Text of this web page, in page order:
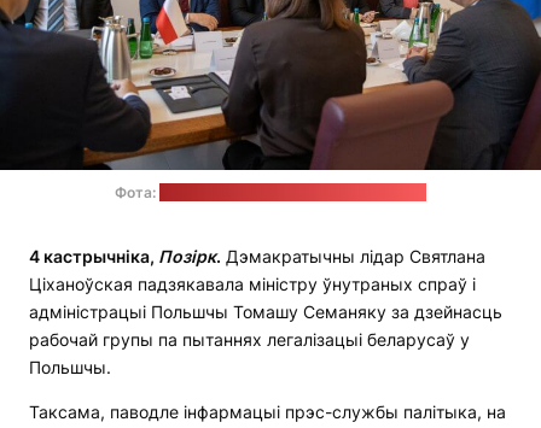
Фота:
4 кастрычніка, Позірк. Дэмакратычны лідар Святлана
Ціханоўская падзякавала міністру ўнутраных спраў і
адміністрацыі Польшчы Томашу Семаняку за дзейнасць
рабочай групы па пытаннях легалізацыі беларусаў у
Польшчы.
Таксама, паводле інфармацыі прэс-службы палітыка, на